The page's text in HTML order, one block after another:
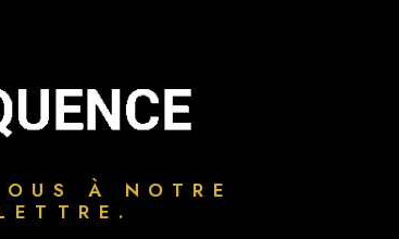
À NOTRE